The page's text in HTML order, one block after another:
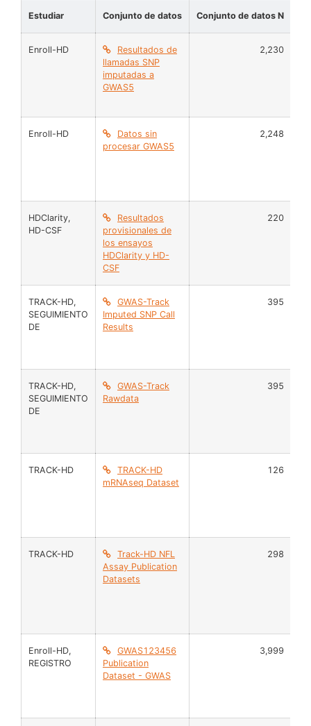
Estudiar Conjunto de datos Conjunto de datos N
Enroll-HD
Resultados de
llamadas SNP
imputadas a
GWAS5
2,230
Enroll-HD
Datos sin
procesar GWAS5
2,248
HDClarity,
HD-CSF
Resultados
provisionales de
los ensayos
HDClarity y HD-
CSF
220
TRACK-HD,
SEGUIMIENTO
DE
GWAS-Track
Imputed SNP Call
Results
395
TRACK-HD,
SEGUIMIENTO
DE
GWAS-Track
Rawdata
395
TRACK-HD
TRACK-HD
mRNAseq Dataset
126
TRACK-HD
Track-HD NFL
Assay Publication
Datasets
298
Enroll-HD,
REGISTRO
GWAS123456
Publication
Dataset - GWAS
3,999